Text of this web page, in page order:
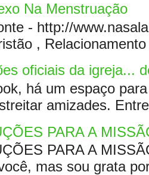
Na Menstruação
- http://
,
oficiais da igreja...
há um espaço
amizades.
PARA A
PARA A
mas sou grata